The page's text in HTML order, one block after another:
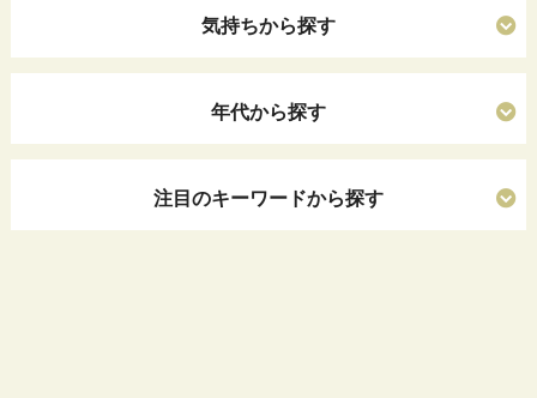
気持ちから探す
年代から探す
注目のキーワードから探す